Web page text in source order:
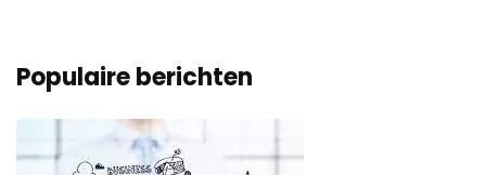
Populaire berichten